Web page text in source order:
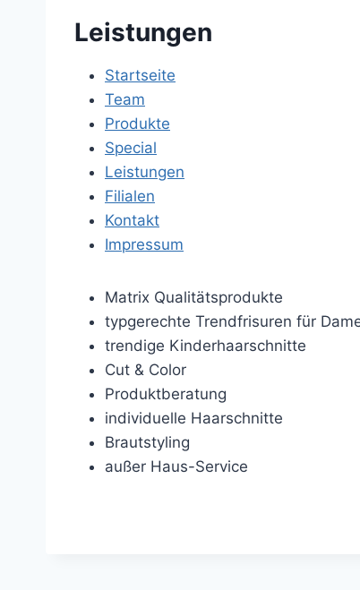
Leistungen
Startseite
Team
Produkte
Special
Leistungen
Filialen
Kontakt
Impressum
Matrix Qualitätsprodukte
typgerechte Trendfrisuren für
trendige Kinderhaarschnitte
Cut & Color
Produktberatung
individuelle Haarschnitte
Brautstyling
außer Haus-Service